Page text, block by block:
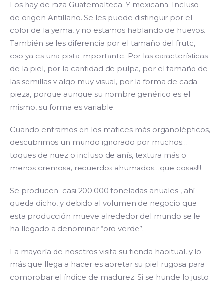
Los hay de raza Guatemalteca. Y mexicana. Incluso
de origen Antillano. Se les puede distinguir por el
color de la yema, y no estamos hablando de huevos.
También se les diferencia por el tamaño del fruto,
eso ya es una pista importante. Por las características
de la piel, por la cantidad de pulpa, por el tamaño de
las semillas y algo muy visual, por la forma de cada
pieza, porque aunque su nombre genérico es el
mismo, su forma es variable.
Cuando entramos en los matices más organolépticos,
descubrimos un mundo ignorado por muchos…
toques de nuez o incluso de anís, textura más o
menos cremosa, recuerdos ahumados…que cosas!!!
Se producen casi 200.000 toneladas anuales , ahí
queda dicho, y debido al volumen de negocio que
esta producción mueve alrededor del mundo se le
ha llegado a denominar “oro verde”.
La mayoría de nosotros visita su tienda habitual, y lo
más que llega a hacer es apretar su piel rugosa para
comprobar el índice de madurez. Si se hunde lo justo